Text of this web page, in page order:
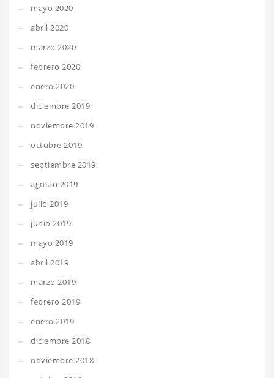
mayo 2020
abril 2020
marzo 2020
febrero 2020
enero 2020
diciembre 2019
noviembre 2019
octubre 2019
septiembre 2019
agosto 2019
julio 2019
junio 2019
mayo 2019
abril 2019
marzo 2019
febrero 2019
enero 2019
diciembre 2018
noviembre 2018